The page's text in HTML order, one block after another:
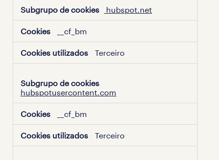
hubspot.net
__cf_bm
Terceiro
hubspotusercontent.com
__cf_bm
Terceiro